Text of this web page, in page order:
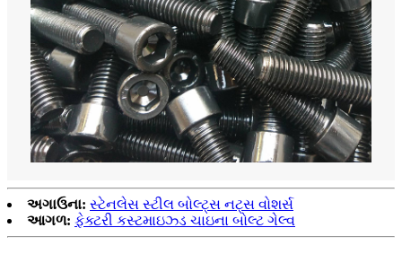
અગાઉના: સ્ટેનલેસ સ્ટીલ બોલ્ટ્સ નટ્સ વોશર્સ
આગળ: ફેક્ટરી કસ્ટમાઇઝ્ડ ચાઇના બોલ્ટ ગેલ્વ